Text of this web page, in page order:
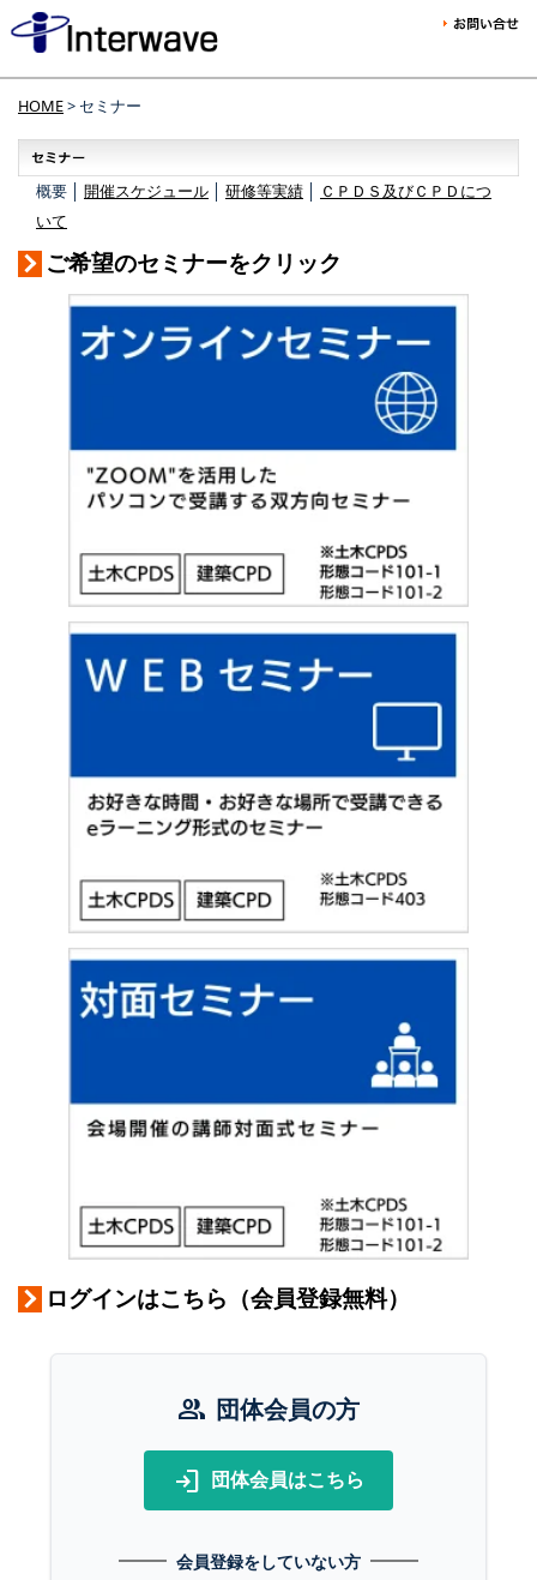
HOME> セミナー
概要 │ 開催スケジュール 研修等実績
ＣＰＤＳ及びＣＰＤにつ
いて
ご希望のセミナーをクリック
ログインはこちら（会員登録無料）
group 団体会員の方
login 団体会員はこちら
会員登録をしていない方